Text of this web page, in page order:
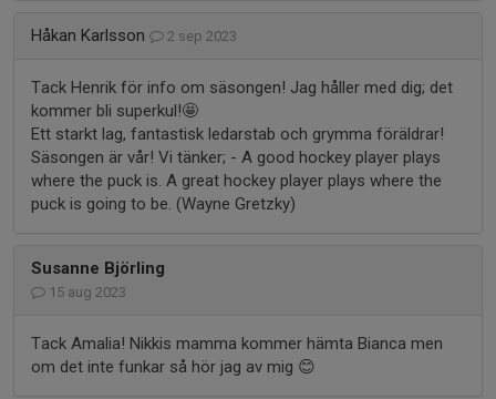
Håkan Karlsson 2 sep 2023
Tack Henrik för info om säsongen! Jag håller med dig; det
kommer bli superkul!🤩
Ett starkt lag, fantastisk ledarstab och grymma föräldrar!
Säsongen är vår! Vi tänker; - A good hockey player plays
where the puck is. A great hockey player plays where the
puck is going to be. (Wayne Gretzky)
Susanne Björling
15 aug 2023
Tack Amalia! Nikkis mamma kommer hämta Bianca men
om det inte funkar så hör jag av mig 😊